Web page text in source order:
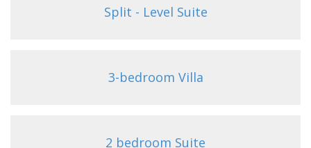
Split - Level Suite
3-bedroom Villa
2 bedroom Suite